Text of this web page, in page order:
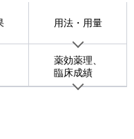
用法・用量
薬効薬理、
臨床成績